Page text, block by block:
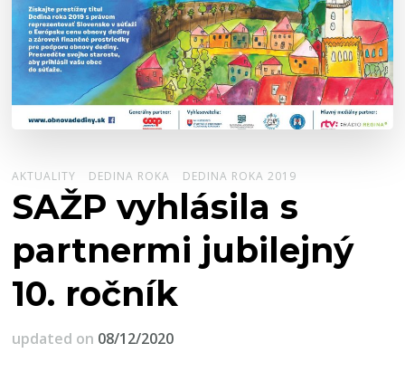
AKTUALITY DEDINA ROKA DEDINA ROKA 2019
SAŽP vyhlásila s
partnermi jubilejný
10. ročník
updated on 08/12/2020